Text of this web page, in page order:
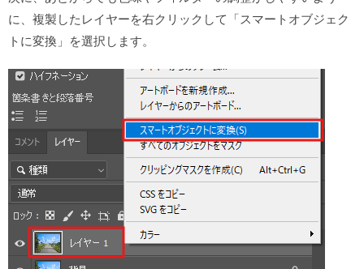
に、複製したレイヤーを右クリックして「スマートオブジェク
トに変換」を選択します。